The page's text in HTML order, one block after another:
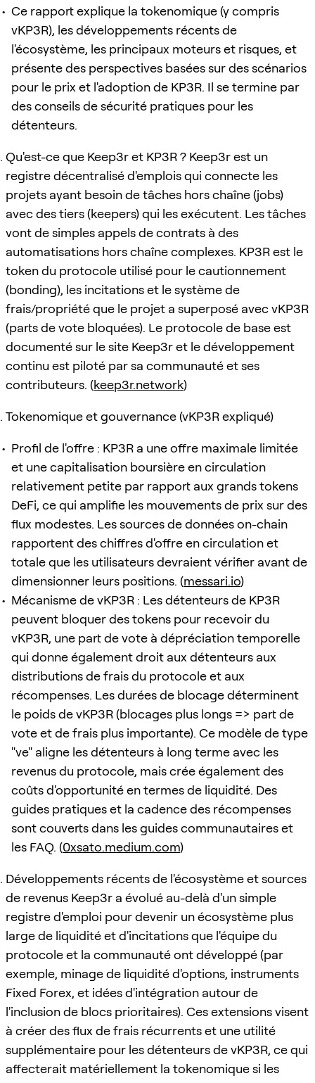
Ce rapport explique la tokenomique (y compris
vKP3R), les développements récents de
l'écosystème, les principaux moteurs et risques, et
présente des perspectives basées sur des scénarios
pour le prix et l'adoption de KP3R. Il se termine par
des conseils de sécurité pratiques pour les
détenteurs.
Qu'est-ce que Keep3r et KP3R ? Keep3r est un
registre décentralisé d'emplois qui connecte les
projets ayant besoin de tâches hors chaîne (jobs)
avec des tiers (keepers) qui les exécutent. Les tâches
vont de simples appels de contrats à des
automatisations hors chaîne complexes. KP3R est le
token du protocole utilisé pour le cautionnement
(bonding), les incitations et le système de
frais/propriété que le projet a superposé avec vKP3R
(parts de vote bloquées). Le protocole de base est
documenté sur le site Keep3r et le développement
continu est piloté par sa communauté et ses
contributeurs. (keep3r.network)
Tokenomique et gouvernance (vKP3R expliqué)
Profil de l'offre : KP3R a une offre maximale limitée
et une capitalisation boursière en circulation
relativement petite par rapport aux grands tokens
DeFi, ce qui amplifie les mouvements de prix sur des
flux modestes. Les sources de données on-chain
rapportent des chiffres d'offre en circulation et
totale que les utilisateurs devraient vérifier avant de
dimensionner leurs positions. (messari.io)
Mécanisme de vKP3R : Les détenteurs de KP3R
peuvent bloquer des tokens pour recevoir du
vKP3R, une part de vote à dépréciation temporelle
qui donne également droit aux détenteurs aux
distributions de frais du protocole et aux
récompenses. Les durées de blocage déterminent
le poids de vKP3R (blocages plus longs => part de
vote et de frais plus importante). Ce modèle de type
"ve" aligne les détenteurs à long terme avec les
revenus du protocole, mais crée également des
coûts d'opportunité en termes de liquidité. Des
guides pratiques et la cadence des récompenses
sont couverts dans les guides communautaires et
les FAQ. (0xsato.medium.com)
Développements récents de l'écosystème et sources
de revenus Keep3r a évolué au-delà d'un simple
registre d'emploi pour devenir un écosystème plus
large de liquidité et d'incitations que l'équipe du
protocole et la communauté ont développé (par
exemple, minage de liquidité d'options, instruments
Fixed Forex, et idées d'intégration autour de
l'inclusion de blocs prioritaires). Ces extensions visent
à créer des flux de frais récurrents et une utilité
supplémentaire pour les détenteurs de vKP3R, ce qui
affecterait matériellement la tokenomique si les